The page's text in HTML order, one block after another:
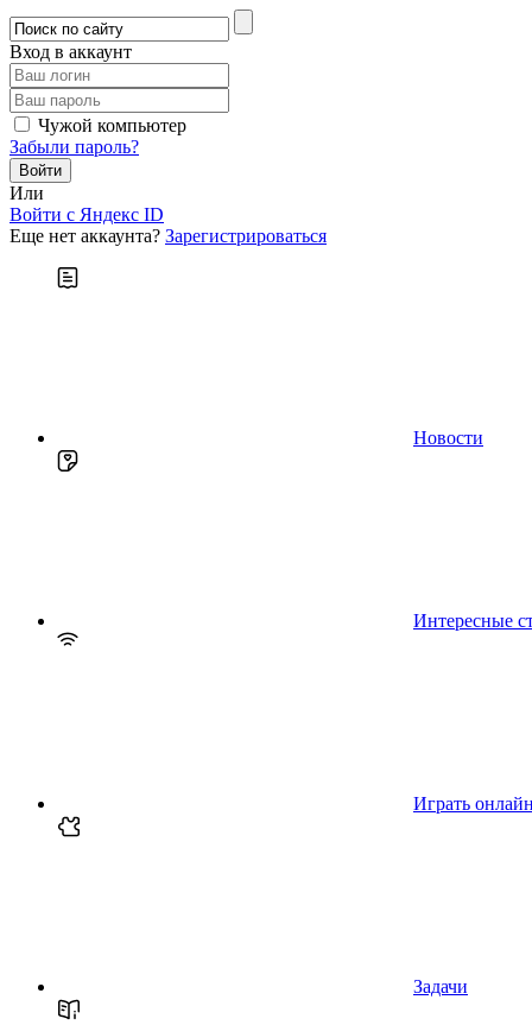
Вход в аккаунт
Чужой компьютер
Забыли пароль?
Или
Войти c Яндекс ID
Еще нет аккаунта? Зарегистрироваться
Новости
Интересные
Играть онлайн
Задачи